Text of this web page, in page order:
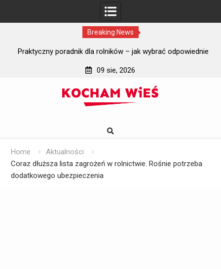
Breaking News
Praktyczny poradnik dla rolników – jak wybrać odpowiednie
09 sie, 2026
Home
Aktualności
Coraz dłuższa lista zagrożeń w rolnictwie. Rośnie potrzeba
dodatkowego ubezpieczenia